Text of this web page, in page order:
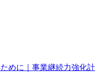
めに｜事業継続力強化計